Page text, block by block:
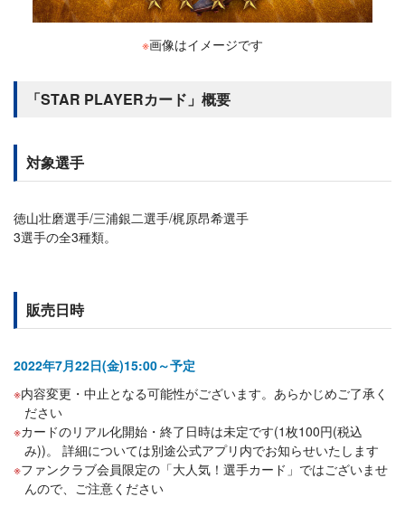
※画像はイメージです
「STAR PLAYERカード」概要
対象選手
徳山壮磨選手/三浦銀二選手/梶原昂希選手
3選手の全3種類。
販売日時
2022年7月22日(金)15:00～予定
内容変更・中止となる可能性がございます。あらかじめご了承く
ださい
カードのリアル化開始・終了日時は未定です(1枚100円(税込
み))。 詳細については別途公式アプリ内でお知らせいたします
ファンクラブ会員限定の「大人気！選手カード」ではございませ
んので、ご注意ください